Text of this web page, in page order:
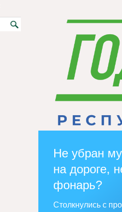
Не убран
на дороге,
фонарь?
Столкнулись с